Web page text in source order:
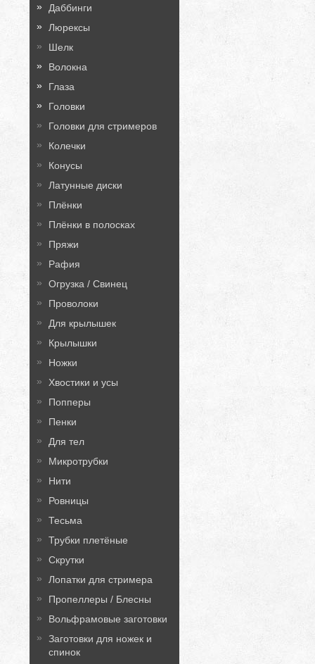
Даббинги
Люрексы
Шелк
Волокна
Глаза
Головки
Головки для стримеров
Колечки
Конусы
Латунные диски
Плёнки
Плёнки в полосках
Пряжи
Рафия
Огрузка / Свинец
Проволоки
Для крылышек
Крылышки
Ножки
Хвостики и усы
Попперы
Пенки
Для тел
Микротрубки
Нити
Ровницы
Тесьма
Трубки плетёные
Скрутки
Лопатки для стримера
Пропеллеры / Блесны
Вольфрамовые заготовки
Заготовки для ножек и
спинок